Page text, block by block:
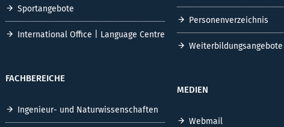
Sportangebote
International Office | Language Centre
FACHBEREICHE
Ingenieur- und Naturwissenschaften
Personenverzeichnis
Weiterbildungsangebote
MEDIEN
Webmail